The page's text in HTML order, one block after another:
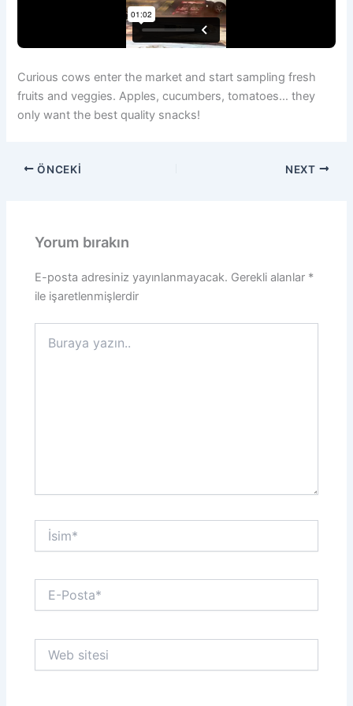
Curious cows enter the market and start sampling fresh
fruits and veggies. Apples, cucumbers, tomatoes… they
only want the best quality snacks!
ÖNCEKI NEXT
Yorum bırakın
E-posta adresiniz yayınlanmayacak. Gerekli alanlar *
ile işaretlenmişlerdir
yazın..
İsim*
Posta*
sitesi